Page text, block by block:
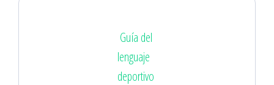
Guía del
lenguaje
deportivo